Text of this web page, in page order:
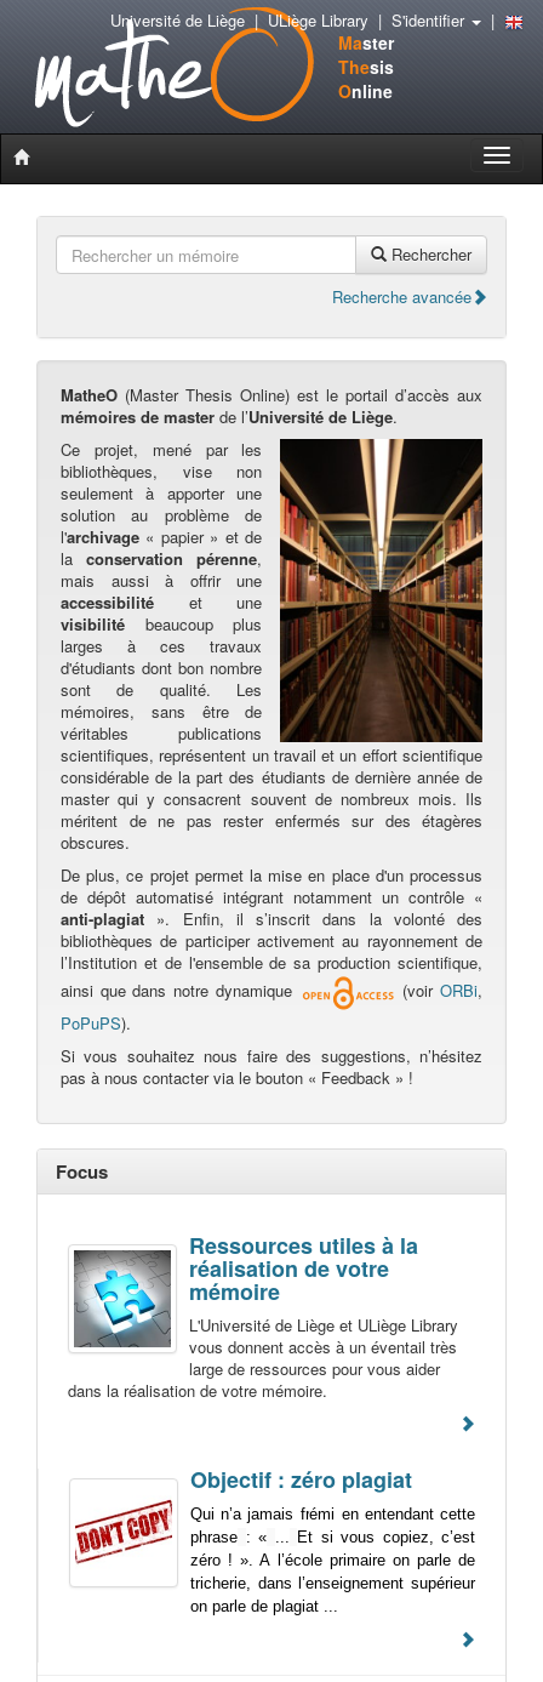
Master
Thesis
Online
Toggle
Université de Liège|ULiège Library | S'identifier |
Rechercher
Recherche avancée
MatheO (Master Thesis Online) est le portail d’accès aux
mémoires de master de l’Université de Liège.
Ce projet, mené par les
bibliothèques, vise non
seulement à apporter une
solution au problème de
l'archivage « papier » et de
laconservation pérenne,
mais aussi à offrir une
accessibilité et une
visibilité beaucoup plus
larges à ces travaux
d'étudiants dont bon nombre
sont de qualité. Les
mémoires, sans être de
véritables publications
scientifiques, représentent un travail et un effort scientifique
considérable de la part des étudiants de dernière année de
master qui y consacrent souvent de nombreux mois. Ils
méritent de ne pas rester enfermés sur des étagères
obscures.
De plus, ce projet permet la mise en place d'un processus
de dépôt automatisé intégrant notamment un contrôle «
anti-plagiat ». Enfin, il s’inscrit dans la volonté des
bibliothèques de participer activement au rayonnement de
l’Institution et de l'ensemble de sa production scientifique,
ainsi que dans notre dynamique
(voirORBi,
PoPuPS).
Si vous souhaitez nous faire des suggestions, n’hésitez
pas à nous contacter via le bouton « Feedback » !
Focus
Ressources utiles à la
réalisation de votre
mémoire
L'Université de Liège et ULiège Library
vous donnent accès à un éventail très
large de ressources pour vous aider
dans la réalisation de votre mémoire.
Objectif : zéro plagiat
Qui n’a jamais frémi en entendant cette
phrase : « ... Et si vous copiez, c’est
zéro ! ». A l’école primaire on parle de
tricherie, dans l’enseignement supérieur
on parle de plagiat ...